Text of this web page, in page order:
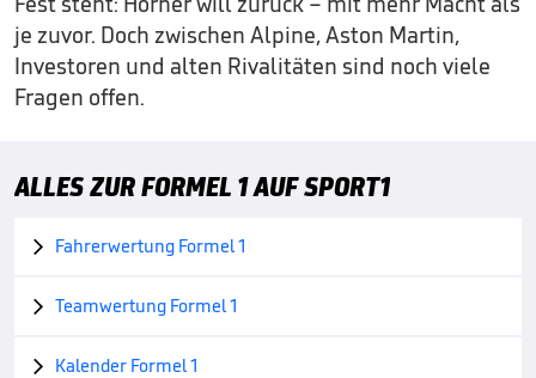
je zuvor. Doch zwischen Alpine, Aston Martin,
Investoren und alten Rivalitäten sind noch viele
Fragen offen.
ALLES ZUR FORMEL 1 AUF SPORT1
 Fahrerwertung Formel 1
 Teamwertung Formel 1
 Kalender Formel 1